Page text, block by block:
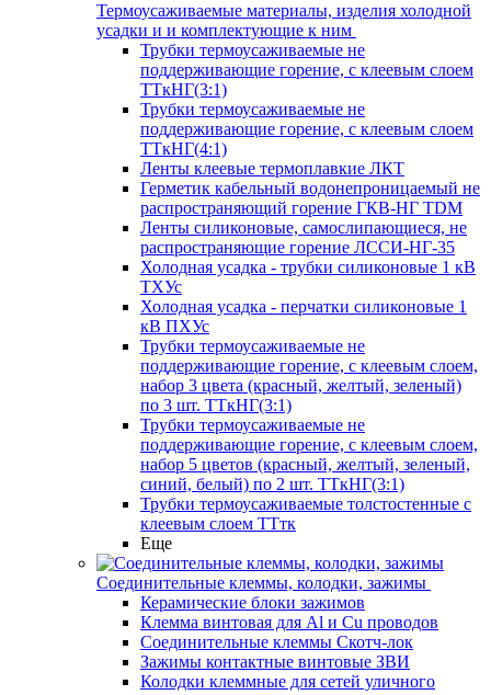
Термоусаживаемые материалы, изделия холодной
усадки и и комплектующие к ним
Трубки термоусаживаемые не
поддерживающие горение, с клеевым слоем
ТТкНГ(3:1)
Трубки термоусаживаемые не
поддерживающие горение, с клеевым слоем
ТТкНГ(4:1)
Ленты клеевые термоплавкие ЛКТ
Герметик кабельный водонепроницаемый не
распространяющий горение ГКВ-НГ TDM
Ленты силиконовые, самослипающиеся, не
распространяющие горение ЛССИ-НГ-35
Холодная усадка - трубки силиконовые 1 кВ
ТХУс
Холодная усадка - перчатки силиконовые 1
кВ ПХУс
Трубки термоусаживаемые не
поддерживающие горение, с клеевым слоем,
набор 3 цвета (красный, желтый, зеленый)
по 3 шт. ТТкНГ(3:1)
Трубки термоусаживаемые не
поддерживающие горение, с клеевым слоем,
набор 5 цветов (красный, желтый, зеленый,
синий, белый) по 2 шт. ТТкНГ(3:1)
Трубки термоусаживаемые толстостенные с
клеевым слоем ТТтк
Еще
Соединительные клеммы, колодки, зажимы
Керамические блоки зажимов
Клемма винтовая для Al и Cu проводов
Соединительные клеммы Скотч-лок
Зажимы контактные винтовые ЗВИ
Колодки клеммные для сетей уличного